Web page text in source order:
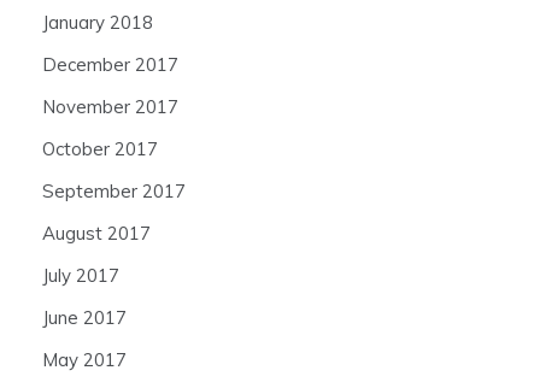
January 2018
December 2017
November 2017
October 2017
September 2017
August 2017
July 2017
June 2017
May 2017